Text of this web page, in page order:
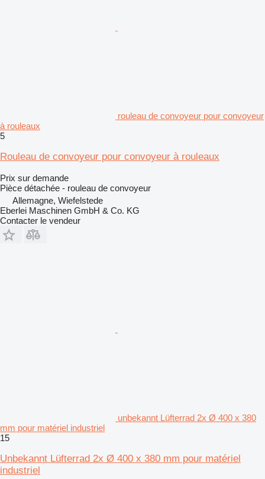
rouleau de convoyeur pour convoyeur
à rouleaux
5
Rouleau de convoyeur pour convoyeur à rouleaux
Prix sur demande
Pièce détachée - rouleau de convoyeur
Allemagne, Wiefelstede
Eberlei Maschinen GmbH & Co. KG
Contacter le vendeur
unbekannt Lüfterrad 2x Ø 400 x 380
mm pour matériel industriel
15
Unbekannt Lüfterrad 2x Ø 400 x 380 mm pour matériel
industriel